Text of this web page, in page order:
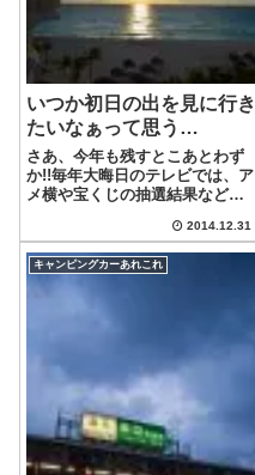
いつか初日の出を見に行き
たいなぁって思う…
さあ、今年も残すとこあとわず
か!!毎年大晦日のテレビでは、ア
メ横や宝くじの抽選結果などの
等、定番化してきていますよ
ね。そして、大晦日の天気予報
では、必ず元旦の初日の出情報
が放送されます。でも、これま
2014.12.31
キャンピングカーあれこれ